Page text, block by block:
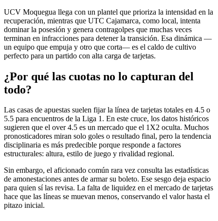
UCV Moquegua llega con un plantel que prioriza la intensidad en la
recuperación, mientras que UTC Cajamarca, como local, intenta
dominar la posesión y genera contragolpes que muchas veces
terminan en infracciones para detener la transición. Esa dinámica —
un equipo que empuja y otro que corta— es el caldo de cultivo
perfecto para un partido con alta carga de tarjetas.
¿Por qué las cuotas no lo capturan del
todo?
Las casas de apuestas suelen fijar la línea de tarjetas totales en 4.5 o
5.5 para encuentros de la Liga 1. En este cruce, los datos históricos
sugieren que el over 4.5 es un mercado que el 1X2 oculta. Muchos
pronosticadores miran solo goles o resultado final, pero la tendencia
disciplinaria es más predecible porque responde a factores
estructurales: altura, estilo de juego y rivalidad regional.
Sin embargo, el aficionado común rara vez consulta las estadísticas
de amonestaciones antes de armar su boleto. Ese sesgo deja espacio
para quien sí las revisa. La falta de liquidez en el mercado de tarjetas
hace que las líneas se muevan menos, conservando el valor hasta el
pitazo inicial.